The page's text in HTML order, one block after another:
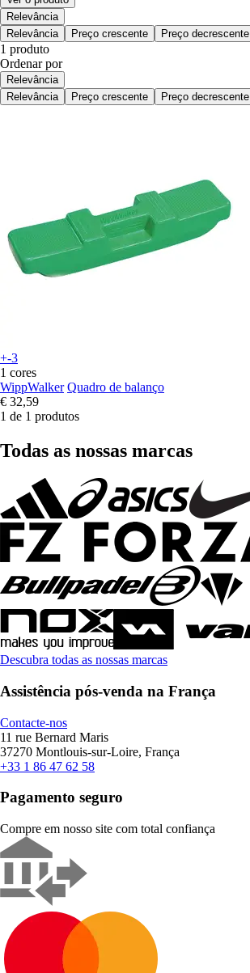
Relevância
Relevância
Preço crescente Preço decrescente
1 produto
Ordenar por
Relevância
Relevância
Preço crescente Preço decrescente
+-3
1 cores
WippWalker Quadro de balanço
€ 32,59
1 de 1 produtos
Todas as nossas marcas
Descubra todas as nossas marcas
Assistência pós-venda na França
Contacte-nos
11 rue Bernard Maris
37270 Montlouis-sur-Loire, França
+33 1 86 47 62 58
Pagamento seguro
Compre em nosso site com total confiança